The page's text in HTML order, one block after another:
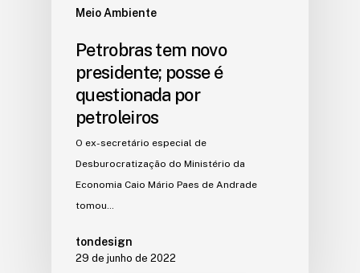
Meio Ambiente
Petrobras tem novo
presidente; posse é
questionada por
petroleiros
O ex-secretário especial de
Desburocratização do Ministério da
Economia Caio Mário Paes de Andrade
tomou…
tondesign
29 de junho de 2022